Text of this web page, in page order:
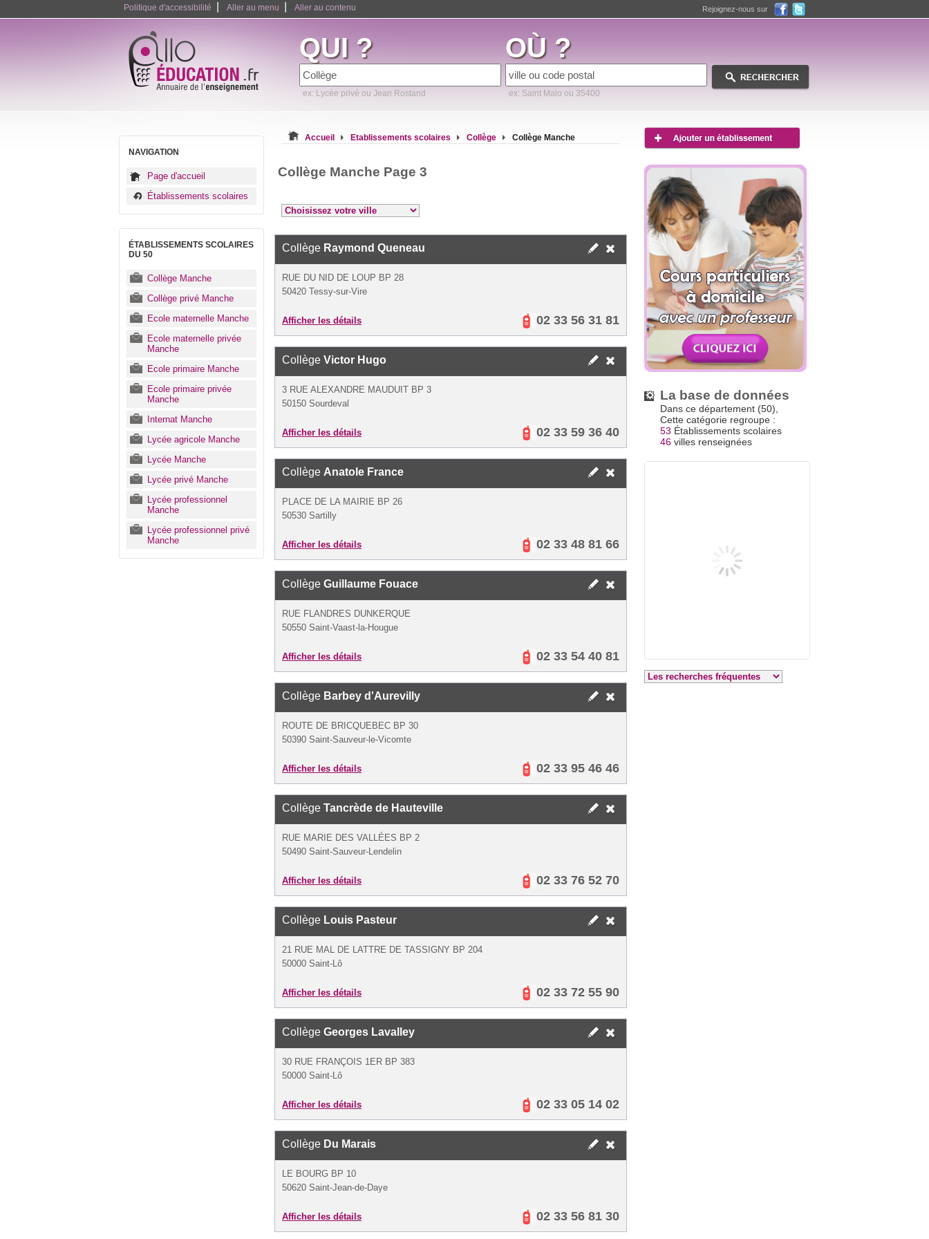
Politique d'accessibilité Aller au menu Aller au contenu Rejoignez-nous sur
QUI ?
ex: Lycée privé ou Jean Rostand
OÙ ?
ex: Saint Malo ou 35400
NAVIGATION
Page d'accueil
Établissements scolaires
ÉTABLISSEMENTS SCOLAIRES
DU 50
Collège Manche
Collège privé Manche
Ecole maternelle Manche
Ecole maternelle privée
Manche
Ecole primaire Manche
Ecole primaire privée
Manche
Internat Manche
Lycée agricole Manche
Lycée Manche
Lycée privé Manche
Lycée professionnel
Manche
Lycée professionnel privé
Manche
Accueil Etablissements scolaires Collège Collège Manche
Collège Manche Page 3
Collège Raymond Queneau
RUE DU NID DE LOUP BP 28
50420 Tessy-sur-Vire
Afficher les détails 02 33 56 31 81
Collège Victor Hugo
3 RUE ALEXANDRE MAUDUIT BP 3
50150 Sourdeval
Afficher les détails 02 33 59 36 40
Collège Anatole France
PLACE DE LA MAIRIE BP 26
50530 Sartilly
Afficher les détails 02 33 48 81 66
Collège Guillaume Fouace
RUE FLANDRES DUNKERQUE
50550 Saint-Vaast-la-Hougue
Afficher les détails 02 33 54 40 81
Collège Barbey d'Aurevilly
ROUTE DE BRICQUEBEC BP 30
50390 Saint-Sauveur-le-Vicomte
Afficher les détails 02 33 95 46 46
Collège Tancrède de Hauteville
RUE MARIE DES VALLÉES BP 2
50490 Saint-Sauveur-Lendelin
Afficher les détails 02 33 76 52 70
Collège Louis Pasteur
21 RUE MAL DE LATTRE DE TASSIGNY BP 204
50000 Saint-Lô
Afficher les détails 02 33 72 55 90
Collège Georges Lavalley
30 RUE FRANÇOIS 1ER BP 383
50000 Saint-Lô
Afficher les détails 02 33 05 14 02
Collège Du Marais
LE BOURG BP 10
50620 Saint-Jean-de-Daye
Afficher les détails 02 33 56 81 30
La base de données
Dans ce département (50),
Cette catégorie regroupe :
53 Établissements scolaires
46 villes renseignées